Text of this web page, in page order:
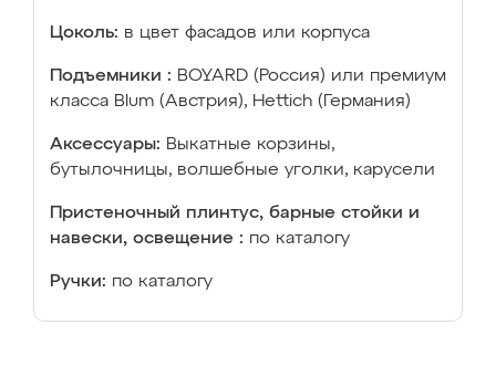
Цоколь: в цвет фасадов или корпуса
Подъемники : BOYARD (Россия) или премиум
класса Blum (Австрия), Hettich (Германия)
Аксессуары: Выкатные корзины,
бутылочницы, волшебные уголки, карусели
Пристеночный плинтус, барные стойки и
навески, освещение : по каталогу
Ручки: по каталогу